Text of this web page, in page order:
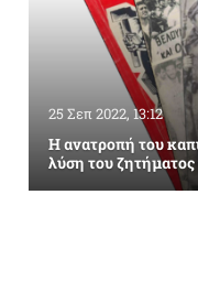
25 Σεπ 2022, 13:12
Η ανατροπή του
λύση του ζητήματος